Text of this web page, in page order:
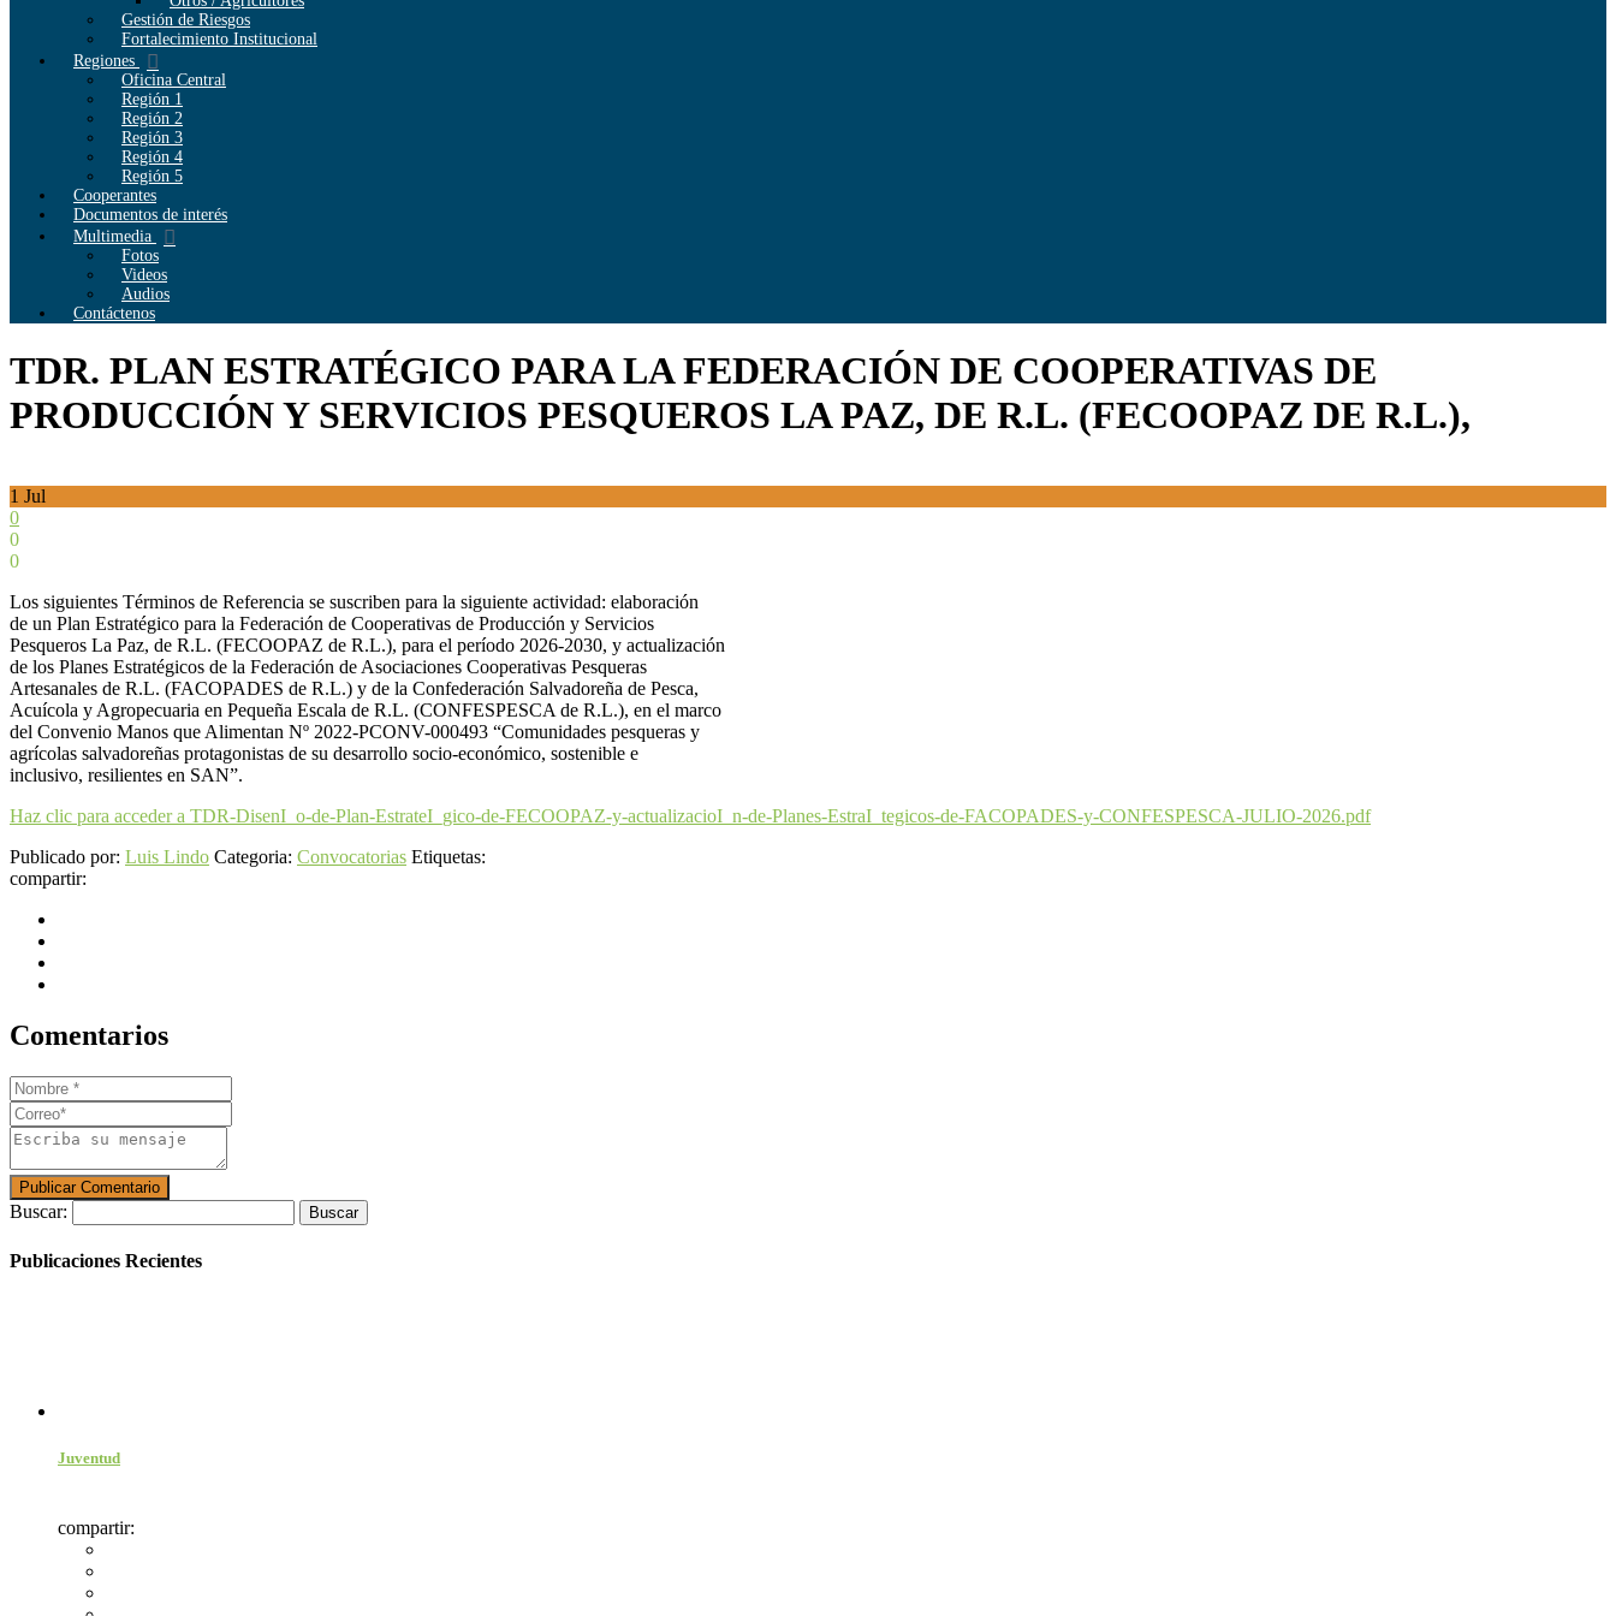
Gestión de Riesgos
Fortalecimiento Institucional
Regiones
Oficina Central
Región 1
Región 2
Región 3
Región 4
Región 5
Cooperantes
Documentos de interés
Multimedia
Fotos
Videos
Audios
Contáctenos
TDR. PLAN ESTRATÉGICO PARA LA FEDERACIÓN DE COOPERATIVAS DE
PRODUCCIÓN Y SERVICIOS PESQUEROS LA PAZ, DE R.L. (FECOOPAZ DE R.L.),
1 Jul
0
0
0
Los siguientes Términos de Referencia se suscriben para la siguiente actividad: elaboración
de un Plan Estratégico para la Federación de Cooperativas de Producción y Servicios
Pesqueros La Paz, de R.L. (FECOOPAZ de R.L.), para el período 2026-2030, y actualización
de los Planes Estratégicos de la Federación de Asociaciones Cooperativas Pesqueras
Artesanales de R.L. (FACOPADES de R.L.) y de la Confederación Salvadoreña de Pesca,
Acuícola y Agropecuaria en Pequeña Escala de R.L. (CONFESPESCA de R.L.), en el marco
del Convenio Manos que Alimentan Nº 2022-PCONV-000493 “Comunidades pesqueras y
agrícolas salvadoreñas protagonistas de su desarrollo socio-económico, sostenible e
inclusivo, resilientes en SAN”.
Haz clic para acceder a TDR-DisenI_o-de-Plan-EstrateI_gico-de-FECOOPAZ-y-actualizacioI_n-de-Planes-EstraI_tegicos-de-FACOPADES-y-CONFESPESCA-JULIO-2026.pdf
Publicado por: Luis Lindo Categoria: Convocatorias Etiquetas:
compartir:
Comentarios
Buscar:
Publicaciones Recientes
Juventud
compartir: